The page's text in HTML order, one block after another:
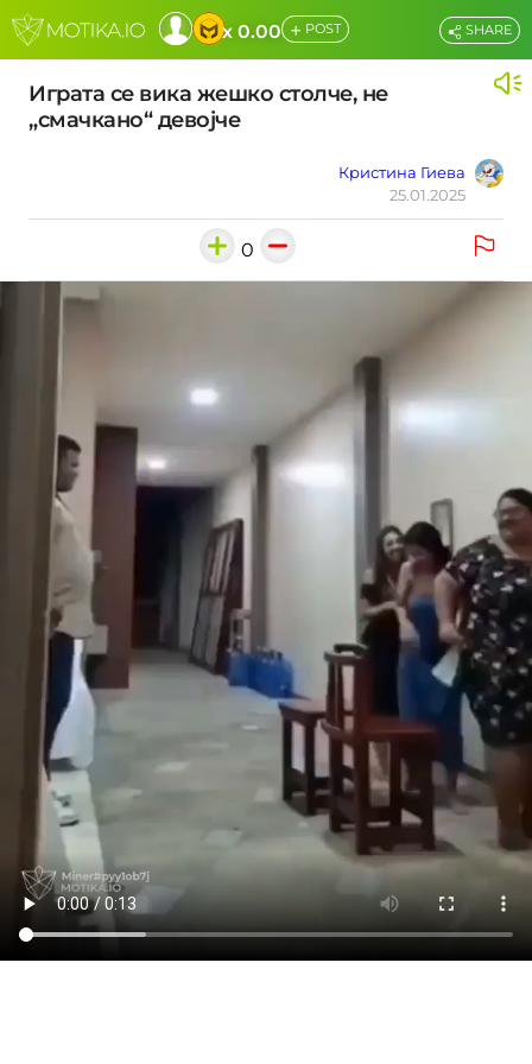
x 0.00 + POST
Играта се вика жешко столче, не
„смачкано“ девојче
Кристина Гиева
25.01.2025
SHARE
0